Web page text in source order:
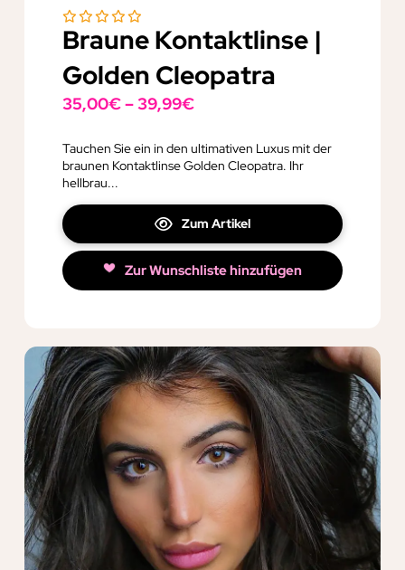
Braune Kontaktlinse |
Golden Cleopatra
35,00€–39,99€
Tauchen Sie ein in den ultimativen Luxus mit der
braunen Kontaktlinse Golden Cleopatra. Ihr
hellbrau...
Zum Artikel
Zur Wunschliste hinzufügen